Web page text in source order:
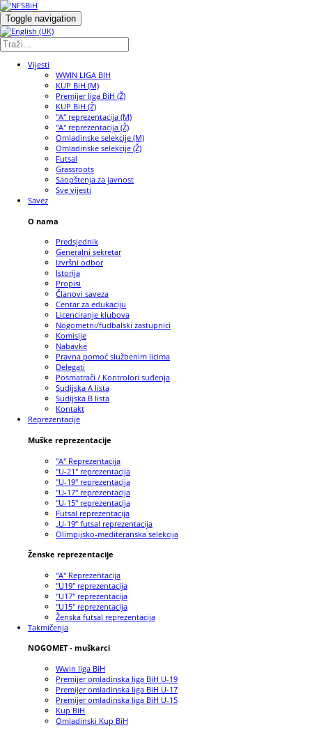
Toggle navigation
Vijesti
WWIN LIGA BIH
KUP BiH (M)
Premijer liga BiH (Ž)
KUP BiH (Ž)
"A" reprezentacija (M)
"A" reprezentacija (Ž)
Omladinske selekcije (M)
Omladinske selekcije (Ž)
Futsal
Grassroots
Saopštenja za javnost
Sve vijesti
Savez
O nama
Predsjednik
Generalni sekretar
Izvršni odbor
Istorija
Propisi
Članovi saveza
Centar za edukaciju
Licenciranje klubova
Nogometni/fudbalski zastupnici
Komisije
Nabavke
Pravna pomoć službenim licima
Delegati
Posmatrači / Kontrolori suđenja
Sudijska A lista
Sudijska B lista
Kontakt
Reprezentacije
Muške reprezentacije
"A" Reprezentacija
"U-21" reprezentacija
"U-19" reprezentacija
"U-17" reprezentacija
"U-15" reprezentacija
Futsal reprezentacija
„U-19“ futsal reprezentacija
Olimpijsko-mediteranska selekcija
Ženske reprezentacije
"A" Reprezentacija
"U19" reprezentacija
"U17" reprezentacija
"U15" reprezentacija
Ženska futsal reprezentacija
Takmičenja
NOGOMET - muškarci
Wwin liga BiH
Premijer omladinska liga BiH U-19
Premijer omladinska liga BiH U-17
Premijer omladinska liga BiH U-15
Kup BiH
Omladinski Kup BiH